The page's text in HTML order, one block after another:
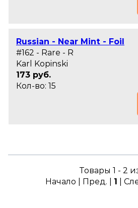
Russian - Near Mint - Foil
#162 - Rare - R
Karl Kopinski
173 руб.
Кол-во: 15
Товары 1 - 2
Начало | Пред. | 1 |